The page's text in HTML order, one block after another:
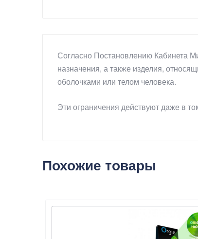
Согласно Постановлению Кабинета
назначения, а также изделия,
оболочками или телом человека.
Эти ограничения действуют даже в
Похожие товары